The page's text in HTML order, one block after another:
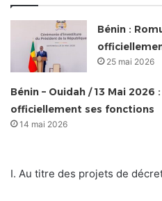
Bénin :
25 mai 2026
Bénin – Ouidah / 13 Mai
officiellement ses fonctions
14 mai 2026
I. Au titre des projets de